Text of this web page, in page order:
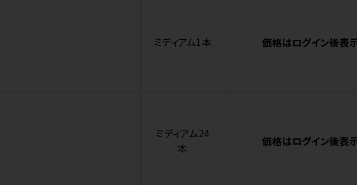
ミディアム1本 価格はログイン後表
ミディアム24
本
価格はログイン後表